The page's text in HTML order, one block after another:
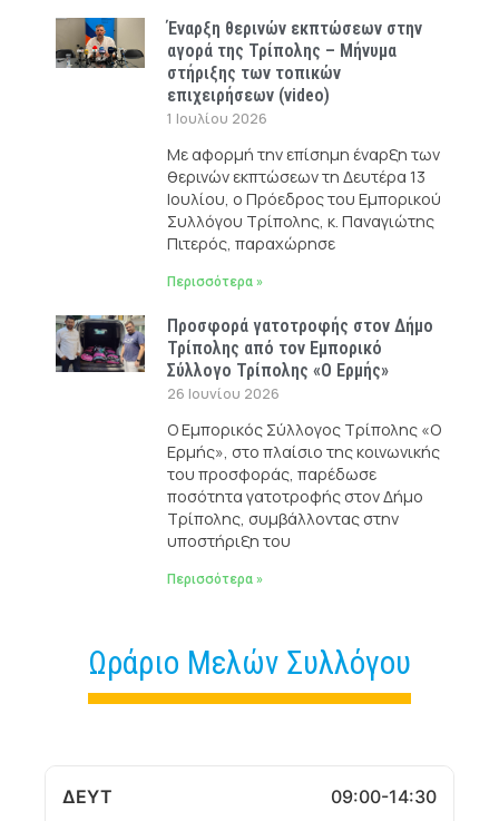
Ωράριο Μελών Συλλόγου
ΔΕΥΤ 09:00-14:30
Έναρξη θερινών εκπτώσεων στην
αγορά της Τρίπολης – Μήνυμα
στήριξης των τοπικών
επιχειρήσεων (video)
1 Ιουλίου 2026
Με αφορμή την επίσημη έναρξη των
θερινών εκπτώσεων τη Δευτέρα 13
Ιουλίου, ο Πρόεδρος του Εμπορικού
Συλλόγου Τρίπολης, κ. Παναγιώτης
Πιτερός, παραχώρησε
Περισσότερα »
Προσφορά γατοτροφής στον Δήμο
Τρίπολης από τον Εμπορικό
Σύλλογο Τρίπολης «Ο Ερμής»
26 Ιουνίου 2026
Ο Εμπορικός Σύλλογος Τρίπολης «Ο
Ερμής», στο πλαίσιο της κοινωνικής
του προσφοράς, παρέδωσε
ποσότητα γατοτροφής στον Δήμο
Τρίπολης, συμβάλλοντας στην
υποστήριξη του
Περισσότερα »